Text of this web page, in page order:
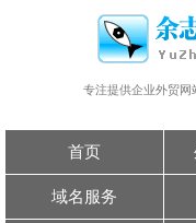
专注提供企业外贸网
首页
域名服务